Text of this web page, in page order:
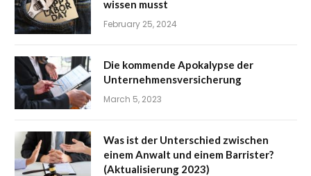
wissen musst
February 25, 2024
Die kommende Apokalypse der
Unternehmensversicherung
March 5, 2023
Was ist der Unterschied zwischen
einem Anwalt und einem Barrister?
(Aktualisierung 2023)